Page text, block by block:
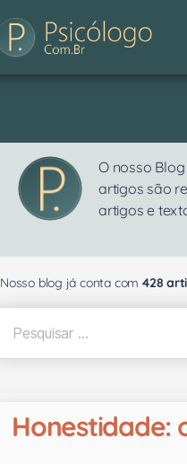
O nosso
artigos são
artigos e
Nosso blog já conta com 428
Honestidade: